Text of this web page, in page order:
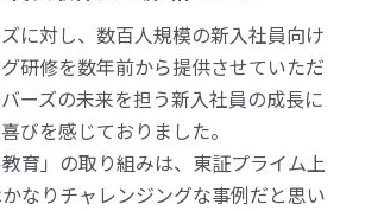
に対し、数百人規模の新入社員向け
研修を数年前から提供させていただ
ーズの未来を担う新入社員の成長に
びを感じておりました。
教育」の取り組みは、東証プライム上
なりチャレンジングな事例だと思い